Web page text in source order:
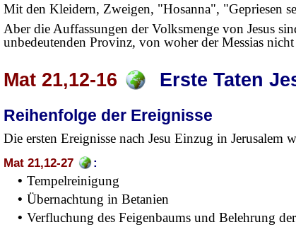
Mit den Kleidern, Zweigen, "Hosanna", "Gepriesen
Aber die Auffassungen der Volksmenge von Jesus
unbedeutenden Provinz, von woher der Messias
Mat 21,12-16 Erste Taten
Reihenfolge der Ereignisse
Die ersten Ereignisse nach Jesu Einzug in
Mat 21,12-27 :
• Tempelreinigung
• Übernachtung in Betanien
• Verfluchung des Feigenbaums und Belehrung